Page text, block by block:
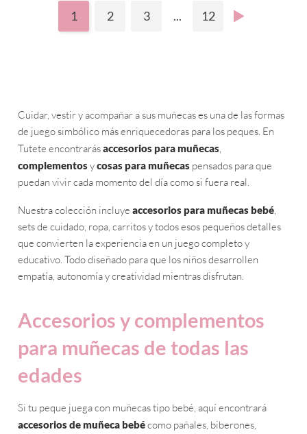
1 2 3 ... 12
Cuidar, vestir y acompañar a sus muñecas es una de las formas
de juego simbólico más enriquecedoras para los peques. En
Tutete encontrarásaccesorios para muñecas,
complementosycosas para muñecas pensados para que
puedan vivir cada momento del día como si fuera real.
Nuestra colección incluye accesorios para muñecas bebé,
sets de cuidado, ropa, carritos y todos esos pequeños detalles
que convierten la experiencia en un juego completo y
educativo. Todo diseñado para que los niños desarrollen
empatía, autonomía y creatividad mientras disfrutan.
Accesorios y complementos
para muñecas de todas las
edades
Si tu peque juega con muñecas tipo bebé, aquí encontrará
accesorios de muñeca bebécomo pañales, biberones,